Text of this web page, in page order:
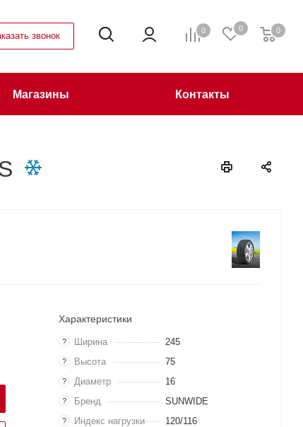
0 0 0
звонок
Магазины Контакты
Характеристики
? Ширина 245
? Высота 75
? Диаметр 16
? Бренд SUNWIDE
?
Индекс нагрузки
120/116